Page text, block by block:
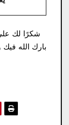
شكرًا لك على
بارك الله فيك